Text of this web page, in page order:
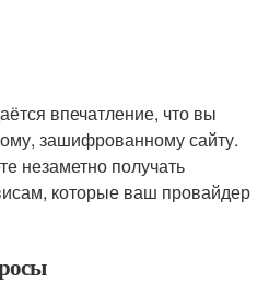
впечатление, что вы
зашифрованному сайту.
незаметно получать
которые ваш провайдер